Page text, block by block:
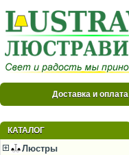
Доставка и оплата
КАТАЛОГ
Люстры